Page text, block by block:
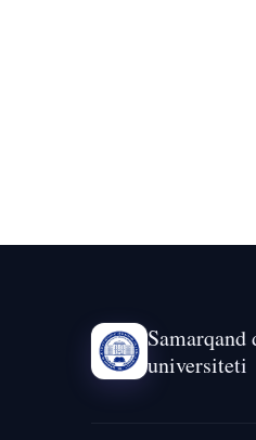
universiteti